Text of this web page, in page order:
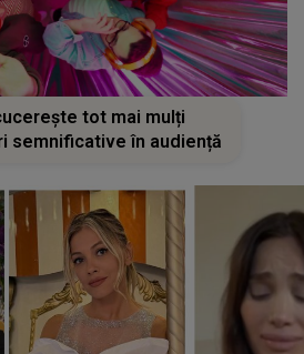
tot mai mulți
semnificative în audiență